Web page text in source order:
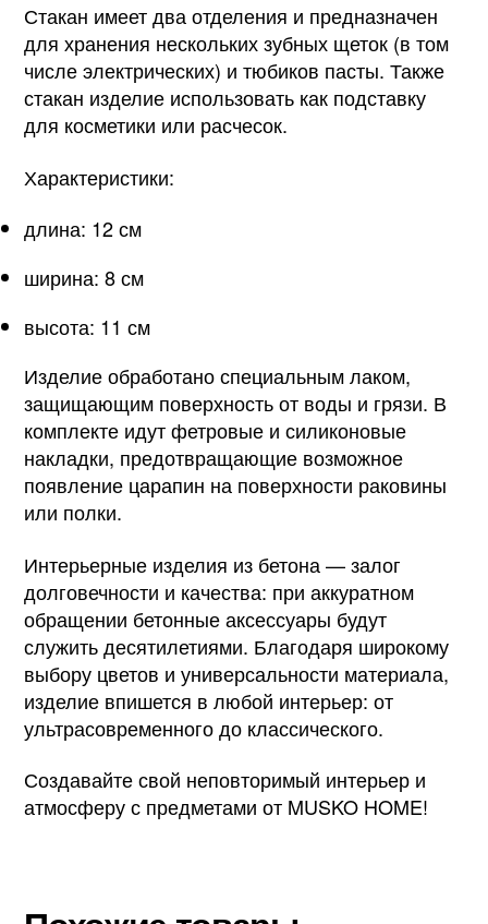
Стакан имеет два отделения и предназначен
для хранения нескольких зубных щеток (в том
числе электрических) и тюбиков пасты. Также
стакан изделие использовать как подставку
для косметики или расчесок.
Характеристики:
длина: 12 см
ширина: 8 см
высота: 11 см
Изделие обработано специальным лаком,
защищающим поверхность от воды и грязи. В
комплекте идут фетровые и силиконовые
накладки, предотвращающие возможное
появление царапин на поверхности раковины
или полки.
Интерьерные изделия из бетона — залог
долговечности и качества: при аккуратном
обращении бетонные аксессуары будут
служить десятилетиями. Благодаря широкому
выбору цветов и универсальности материала,
изделие впишется в любой интерьер: от
ультрасовременного до классического.
Создавайте свой неповторимый интерьер и
атмосферу с предметами от MUSKO HOME!